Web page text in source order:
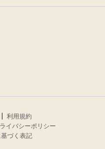
利用規約
イバシーポリシー
づく表記